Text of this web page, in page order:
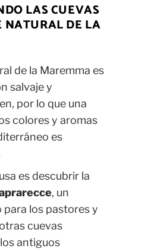
LAS CUEVAS
NATURAL DE LA
de la Maremma es
salvaje y
por lo que una
colores y aromas
es
es descubrir la
, un
los pastores y
cuevas
antiguos